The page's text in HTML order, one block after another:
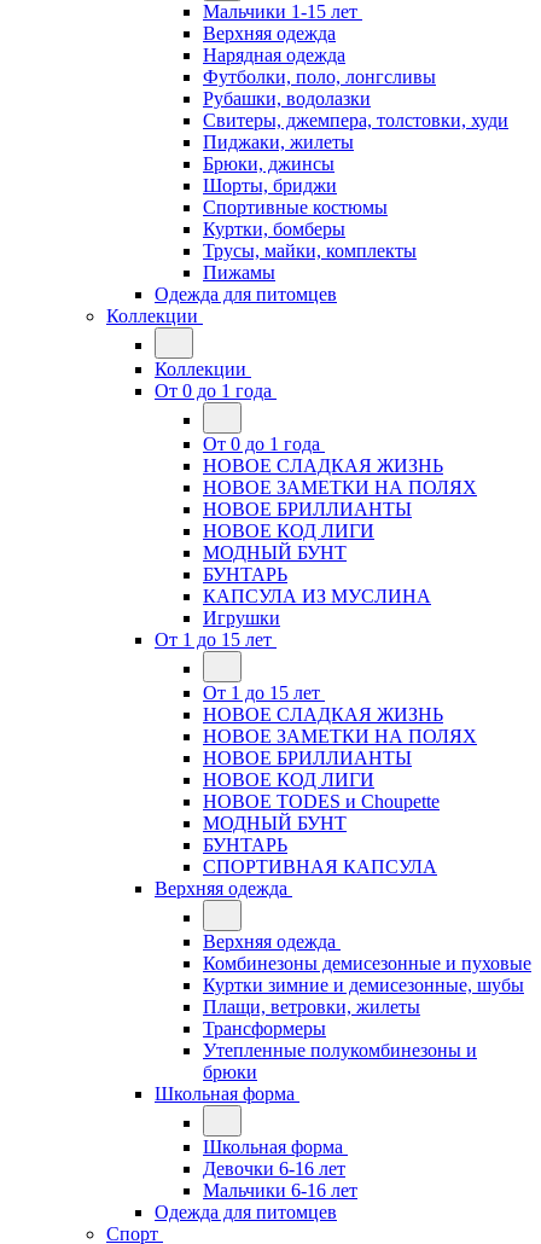
Мальчики 1-15 лет
Верхняя одежда
Нарядная одежда
Футболки, поло, лонгсливы
Рубашки, водолазки
Свитеры, джемпера, толстовки, худи
Пиджаки, жилеты
Брюки, джинсы
Шорты, бриджи
Спортивные костюмы
Куртки, бомберы
Трусы, майки, комплекты
Пижамы
Одежда для питомцев
Коллекции
Коллекции
От 0 до 1 года
От 0 до 1 года
НОВОЕ СЛАДКАЯ ЖИЗНЬ
НОВОЕ ЗАМЕТКИ НА ПОЛЯХ
НОВОЕ БРИЛЛИАНТЫ
НОВОЕ КОД ЛИГИ
МОДНЫЙ БУНТ
БУНТАРЬ
КАПСУЛА ИЗ МУСЛИНА
Игрушки
От 1 до 15 лет
От 1 до 15 лет
НОВОЕ СЛАДКАЯ ЖИЗНЬ
НОВОЕ ЗАМЕТКИ НА ПОЛЯХ
НОВОЕ БРИЛЛИАНТЫ
НОВОЕ КОД ЛИГИ
НОВОЕ TODES и Choupette
МОДНЫЙ БУНТ
БУНТАРЬ
СПОРТИВНАЯ КАПСУЛА
Верхняя одежда
Верхняя одежда
Комбинезоны демисезонные и пуховые
Куртки зимние и демисезонные, шубы
Плащи, ветровки, жилеты
Трансформеры
Утепленные полукомбинезоны и
брюки
Школьная форма
Школьная форма
Девочки 6-16 лет
Мальчики 6-16 лет
Одежда для питомцев
Спорт